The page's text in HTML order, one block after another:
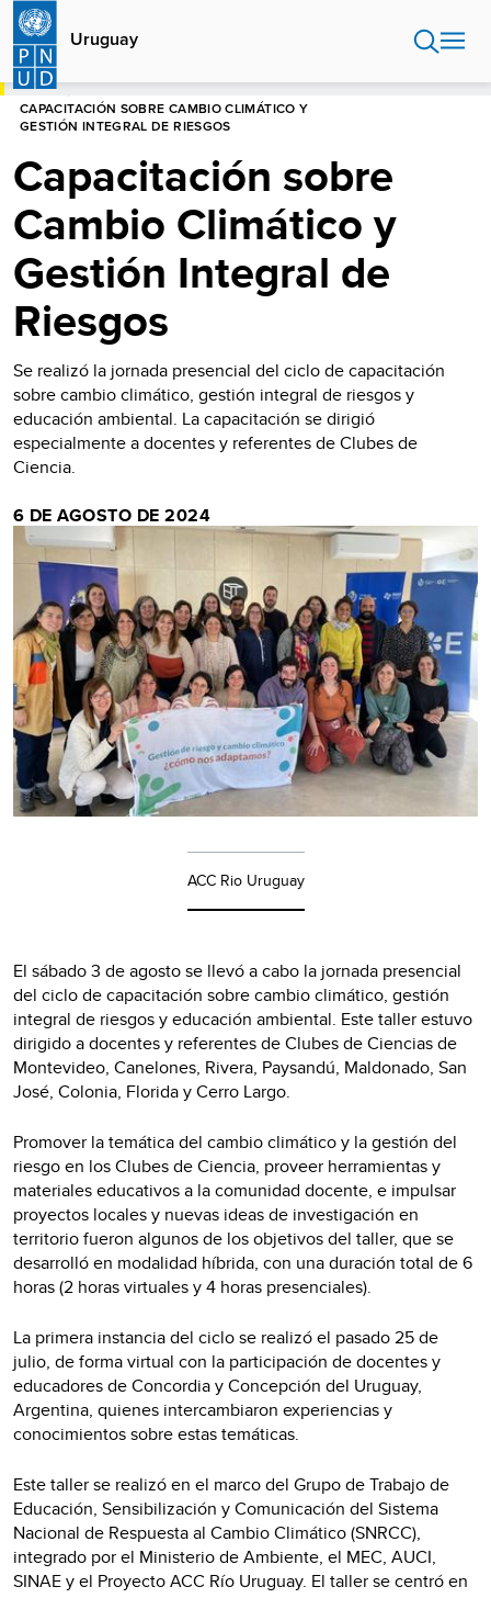
Pasar
contenido
principal
Uruguay
HOME
CAPACITACIÓN SOBRE CAMBIO CLIMÁTICO Y
GESTIÓN INTEGRAL DE RIESGOS
Capacitación sobre
Cambio Climático y
Gestión Integral de
Riesgos
Se realizó la jornada presencial del ciclo de capacitación
sobre cambio climático, gestión integral de riesgos y
educación ambiental. La capacitación se dirigió
especialmente a docentes y referentes de Clubes de
Ciencia.
6 DE AGOSTO DE 2024
ACC Rio Uruguay
El sábado 3 de agosto se llevó a cabo la jornada presencial
del ciclo de capacitación sobre cambio climático, gestión
integral de riesgos y educación ambiental. Este taller estuvo
dirigido a docentes y referentes de Clubes de Ciencias de
Montevideo, Canelones, Rivera, Paysandú, Maldonado, San
José, Colonia, Florida y Cerro Largo.
Promover la temática del cambio climático y la gestión del
riesgo en los Clubes de Ciencia, proveer herramientas y
materiales educativos a la comunidad docente, e impulsar
proyectos locales y nuevas ideas de investigación en
territorio fueron algunos de los objetivos del taller, que se
desarrolló en modalidad híbrida, con una duración total de 6
horas (2 horas virtuales y 4 horas presenciales).
La primera instancia del ciclo se realizó el pasado 25 de
julio, de forma virtual con la participación de docentes y
educadores de Concordia y Concepción del Uruguay,
Argentina, quienes intercambiaron experiencias y
conocimientos sobre estas temáticas.
Este taller se realizó en el marco del Grupo de Trabajo de
Educación, Sensibilización y Comunicación del Sistema
Nacional de Respuesta al Cambio Climático (SNRCC),
integrado por el Ministerio de Ambiente, el MEC, AUCI,
SINAE y el Proyecto ACC Río Uruguay. El taller se centró en